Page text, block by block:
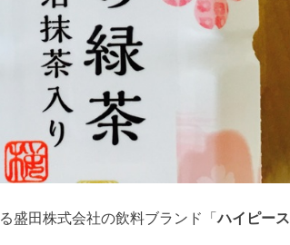
盛田株式会社の飲料ブランド「ハイピース